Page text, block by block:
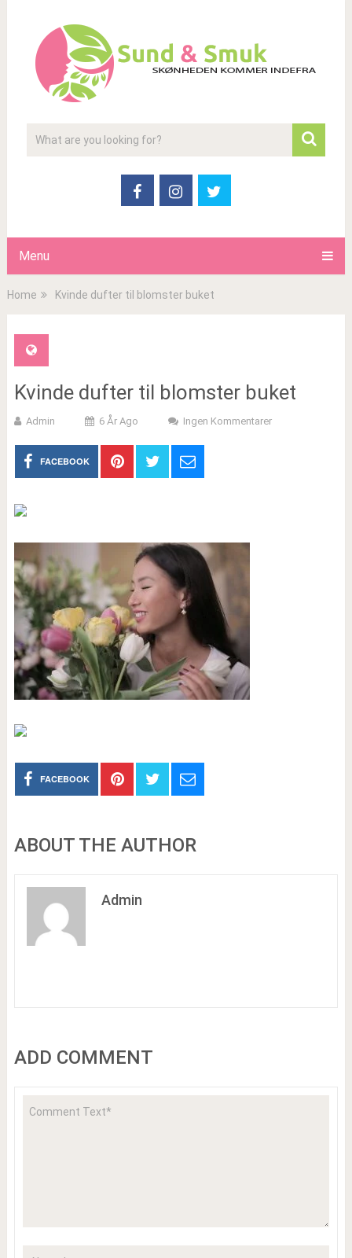
Menu
Home Kvinde dufter til blomster buket
Kvinde dufter til blomster buket
Admin 6 År Ago Ingen Kommentarer
FACEBOOK
FACEBOOK
ABOUT THE AUTHOR
Admin
ADD COMMENT